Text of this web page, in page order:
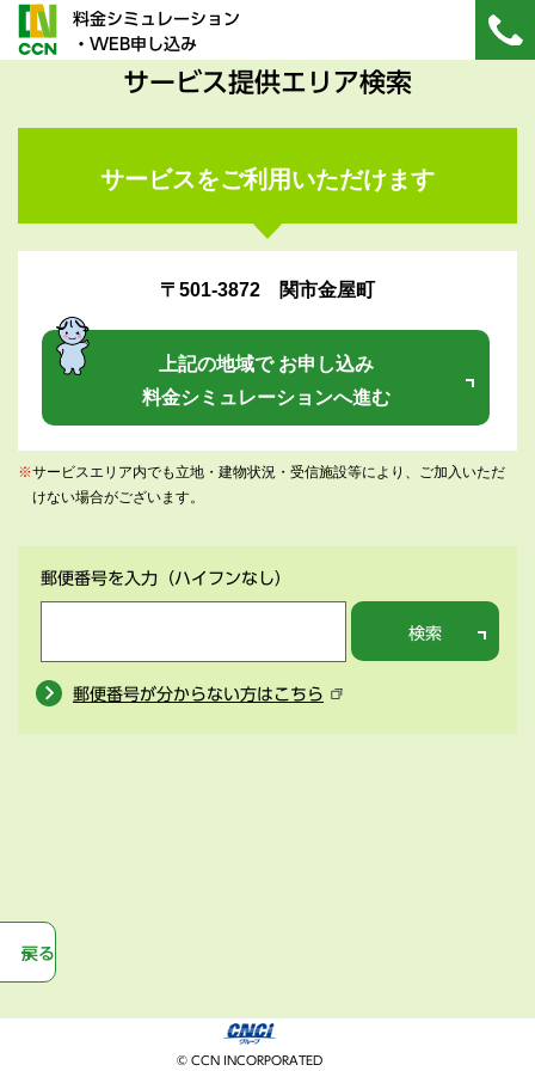
料金シミュレーション
・WEB申し込み
サービス提供エリア検索
サービスをご利用いただけます
〒501-3872 関市金屋町
上記の地域で お申し込み
料金シミュレーションへ進む
※サービスエリア内でも立地・建物状況・受信施設等により、ご加入いただ
けない場合がございます。
郵便番号を入力 （ハイフンなし）
検索
郵便番号が分からない方はこちら
戻る
© CCN INCORPORATED